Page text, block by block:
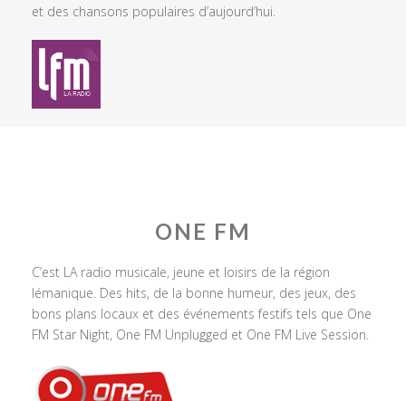
et des chansons populaires d’aujourd’hui.
ONE FM
C’est LA radio musicale, jeune et loisirs de la région
lémanique. Des hits, de la bonne humeur, des jeux, des
bons plans locaux et des événements festifs tels que One
FM Star Night, One FM Unplugged et One FM Live Session.